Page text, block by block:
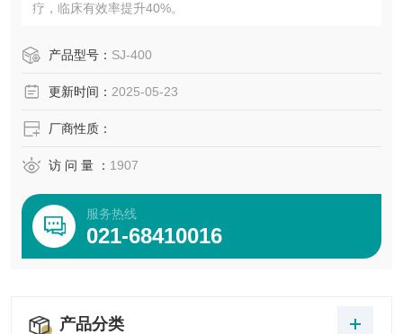
疗，临床有效率提升40%。
产品型号： SJ-400
更新时间： 2025-05-23
厂商性质：
访 问 量 ： 1907
服务热线
021-68410016
产品分类